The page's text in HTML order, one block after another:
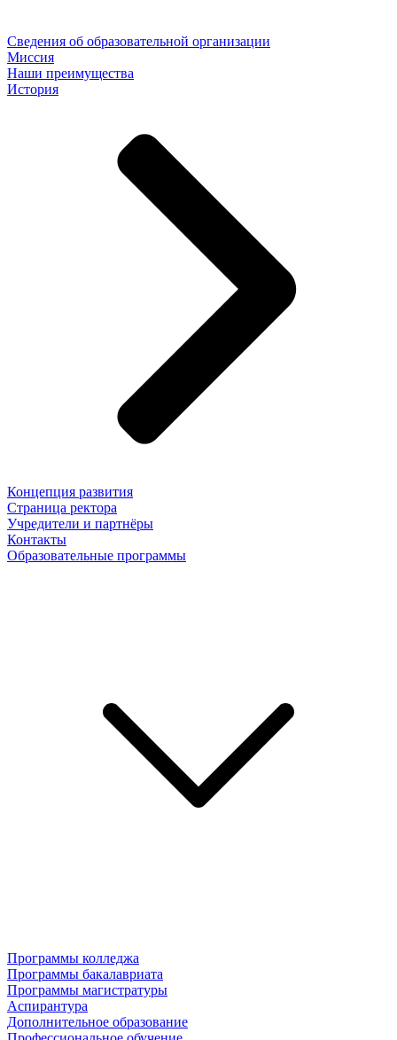
Сведения об образовательной организации
Миссия
Наши преимущества
История
Концепция развития
Страница ректора
Учредители и партнёры
Контакты
Образовательные программы
Программы колледжа
Программы бакалавриата
Программы магистратуры
Аспирантура
Дополнительное образование